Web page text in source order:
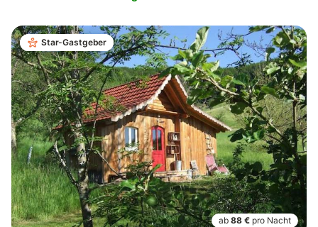
Star-Gastgeber
ab 88 € pro Nacht